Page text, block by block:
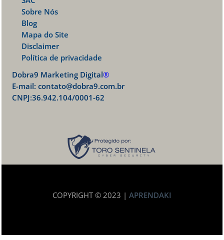
Sobre Nós
Blog
Mapa do Site
Disclaimer
Política de privacidade
Dobra9 Marketing Digital®
E-mail: contato@dobra9.com.br
CNPJ:36.942.104/0001-62
COPYRIGHT © 2023 | APRENDAKI